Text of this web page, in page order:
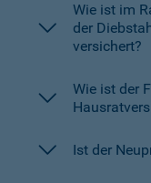
Wie ist im
der
versichert?
Wie ist der
Ist der